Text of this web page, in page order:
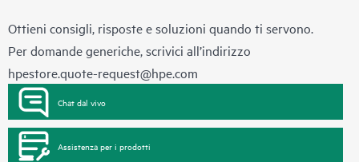
Ottieni consigli, risposte e soluzioni quando ti servono.
Per domande generiche, scrivici all’indirizzo
hpestore.quote-request@hpe.com
Chat dal vivo
Assistenza per i prodotti